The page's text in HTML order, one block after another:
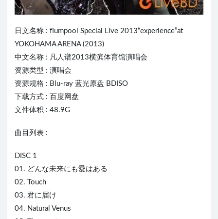
日文名称 : flumpool Special Live 2013“experience”at
YOKOHAMA ARENA (2013)
中文名称 : 凡人谱2013横滨体育馆演唱会
资源类型 : 演唱会
资源规格 : Blu-ray 蓝光原盘 BDISO
下载方式 : 百度网盘
文件体积 : 48.9G
曲目列表 :
DISC 1
01. どんな未来にも愛はある
02. Touch
03. 君に届け
04. Natural Venus